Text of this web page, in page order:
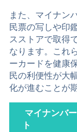
また、マイナン
民票の写しや印
スストアで取得
なります。これ
ーカードを健康
民の利便性が大
化が進むことが
マイナンバ
ト